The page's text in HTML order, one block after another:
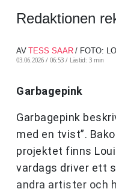
Redaktionen
AV TESS SAAR / FOTO:
03.06.2026 / 06:53 / Lästid: 3 min
Garbagepink
Garbagepink
med en tvist”.
projektet finns
vardags driver ett
andra artister och